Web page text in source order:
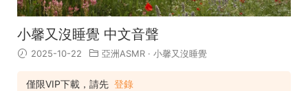
小馨又沒睡覺 中文音聲
2025-10-22 亞洲ASMR · 小馨又沒睡覺
僅限VIP下載，請先 登錄